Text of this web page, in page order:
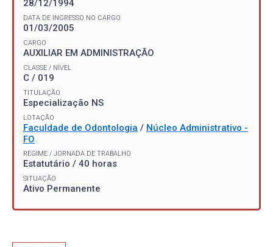
28/12/1994
DATA DE INGRESSO NO CARGO
01/03/2005
CARGO
AUXILIAR EM ADMINISTRAÇÃO
CLASSE / NÍVEL
C / 019
TITULAÇÃO
Especialização NS
LOTAÇÃO
Faculdade de Odontologia / Núcleo Administrativo -
FO
REGIME / JORNADA DE TRABALHO
Estatutário / 40 horas
SITUAÇÃO
Ativo Permanente